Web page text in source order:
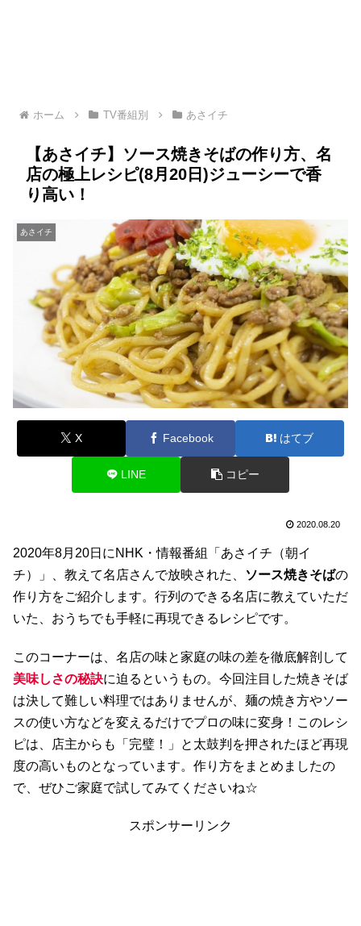
ホーム TV番組別 あさイチ
【あさイチ】ソース焼きそばの作り方、名
店の極上レシピ(8月20日)ジューシーで香
り高い！
あさイチ
X Facebook はてブ
LINE コピー
2020.08.20
2020年8月20日にNHK・情報番組「あさイチ（朝イ
チ）」、教えて名店さんで放映された、
ソース焼きそばの
作り方をご紹介します。行列のできる名店に教えていただ
いた、おうちでも手軽に再現できるレシピです。
このコーナーは、名店の味と家庭の味の差を徹底解剖して
美味しさの秘訣に迫るというもの。今回注目した焼きそば
は決して難しい料理ではありませんが、麺の焼き方やソー
スの使い方などを変えるだけでプロの味に変身！このレシ
ピは、店主からも「完璧！」と太鼓判を押されたほど再現
度の高いものとなっています。作り方をまとめましたの
で、ぜひご家庭で試してみてくださいね☆
スポンサーリンク